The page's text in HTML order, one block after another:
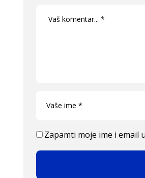
Zapamti moje ime i email